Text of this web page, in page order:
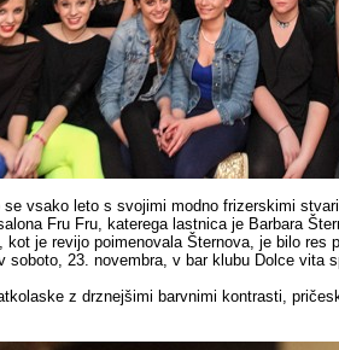
se vsako leto s svojimi modno frizerskimi
Fru Fru, katerega lastnica je Barbara
kot je revijo poimenovala Šternova, je bilo res
soboto, 23. novembra, v bar klubu Dolce vita
z drznejšimi barvnimi kontrasti,